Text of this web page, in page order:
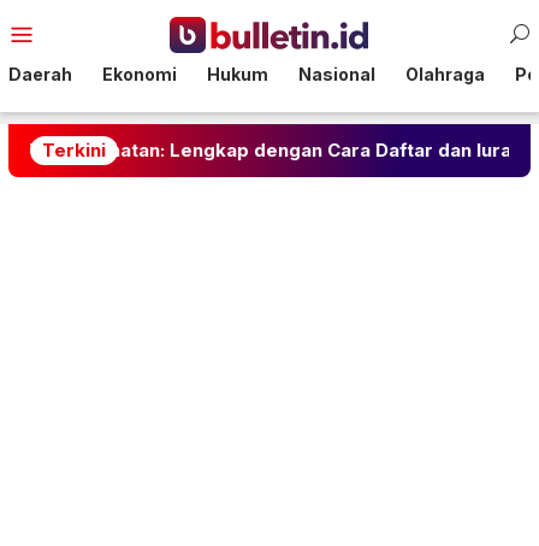
ke
Mobile
Daerah Ekonomi Hukum Nasional Olahraga
TerkiniLengkap dengan Cara Daftar dan Iuran Terbaru